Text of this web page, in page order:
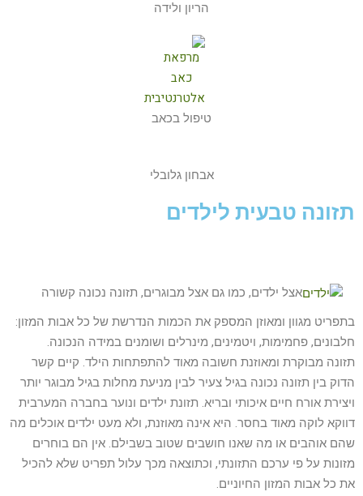
הריון ולידה
טיפול בכאב
אבחון גלובלי
תזונה טבעית לילדים
אצל ילדים, כמו גם אצל מבוגרים, תזונה נכונה קשורה
בתפריט מגוון ומאוזן המספק את הכמות הנדרשת של כל אבות המזון:
חלבונים, פחמימות, ויטמינים, מינרלים ושומנים במידה הנכונה.
תזונה מבוקרת ומאוזנת חשובה מאוד להתפתחות הילד. קיים קשר
הדוק בין תזונה נכונה בגיל צעיר לבין מניעת מחלות בגיל מבוגר יותר
ויצירת אורח חיים איכותי ובריא. תזונת ילדים ונוער בחברה המערבית
דווקא לוקה מאוד בחסר. היא אינה מאוזנת, ולא מעט ילדים אוכלים מה
שהם אוהבים או מה שאנו חושבים שטוב בשבילם. אין הם בוחרים
מזונות על פי ערכם התזונתי, וכתוצאה מכך עלול תפריט שלא להכיל
את כל אבות המזון החיוניים.